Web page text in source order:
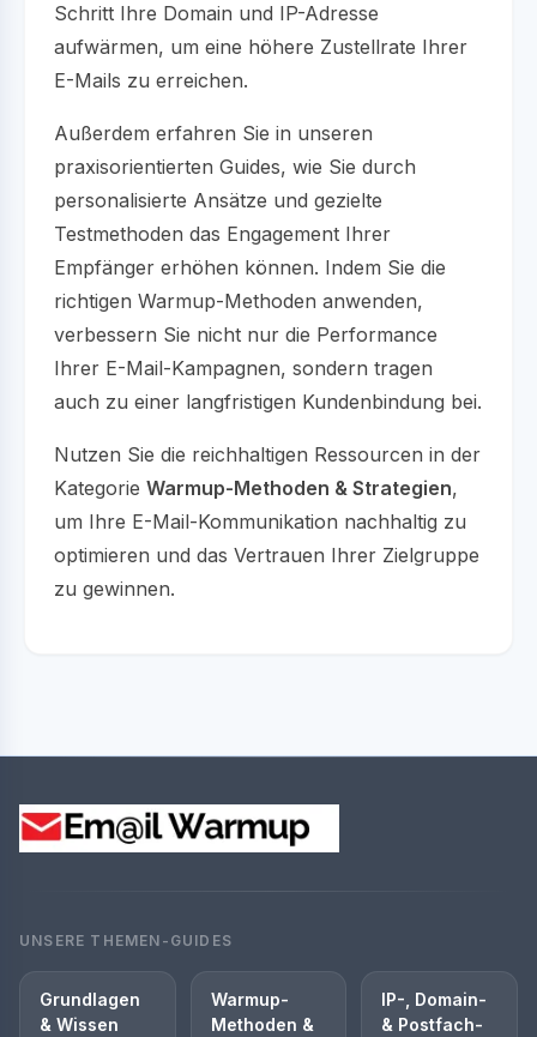
Schritt Ihre Domain und IP-Adresse
aufwärmen, um eine höhere Zustellrate Ihrer
E-Mails zu erreichen.
Außerdem erfahren Sie in unseren
praxisorientierten Guides, wie Sie durch
personalisierte Ansätze und gezielte
Testmethoden das Engagement Ihrer
Empfänger erhöhen können. Indem Sie die
richtigen Warmup-Methoden anwenden,
verbessern Sie nicht nur die Performance
Ihrer E-Mail-Kampagnen, sondern tragen
auch zu einer langfristigen Kundenbindung bei.
Nutzen Sie die reichhaltigen Ressourcen in der
Kategorie Warmup-Methoden & Strategien,
um Ihre E-Mail-Kommunikation nachhaltig zu
optimieren und das Vertrauen Ihrer Zielgruppe
zu gewinnen.
UNSERE THEMEN-GUIDES
Grundlagen
& Wissen
Warmup-
Methoden &
IP-, Domain-
& Postfach-